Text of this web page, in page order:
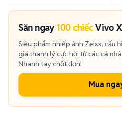
Săn ngay 100 chiếcVivo
Siêu phẩm nhiếp ảnh Zeiss, cấu
giá thanh lý cực hời từ các cá
Nhanh tay chốt đơn!
Mua